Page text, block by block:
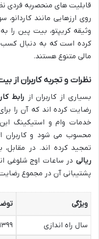
قابلیت های منحصربه فردی
روی ارزهایی مانند کاردانو،
وثیقه کریپتو، بیت پین را
کرده است که به دنبال کسب
مالی متنوع هستند.
نظرات و تجربه کاربران از
بسیاری از کاربران از رابط
رضایت کرده اند که آن را
خدمات وام و استیکینگ
محسوب می شود و کاربران
تمجید کرده اند. در مقابل،
ریالی در ساعات اوج شلوغی
پشتیبانی آن در مجموع
ویژگی
سال راه اندازی
۱۳۹۹